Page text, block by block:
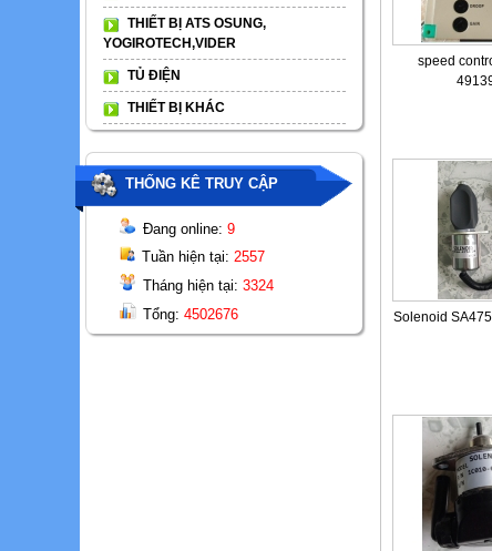
THIẾT BỊ ATS OSUNG,
YOGIROTECH,VIDER
TỦ ĐIỆN
THIẾT BỊ KHÁC
THỐNG KÊ TRUY CẬP
Đang online: 9
Tuần hiện tại: 2557
Tháng hiện tại: 3324
Tổng: 4502676
speed
Solenoid